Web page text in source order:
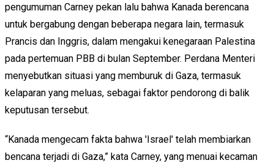
pengumuman Carney pekan lalu bahwa Kanada berencana
untuk bergabung dengan beberapa negara lain, termasuk
Prancis dan Inggris, dalam mengakui kenegaraan Palestina
pada pertemuan PBB di bulan September. Perdana Menteri
menyebutkan situasi yang memburuk di Gaza, termasuk
kelaparan yang meluas, sebagai faktor pendorong di balik
keputusan tersebut.
“Kanada mengecam fakta bahwa 'Israel' telah membiarkan
bencana terjadi di Gaza,” kata Carney, yang menuai kecaman